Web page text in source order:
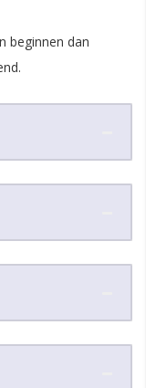
beginnen dan